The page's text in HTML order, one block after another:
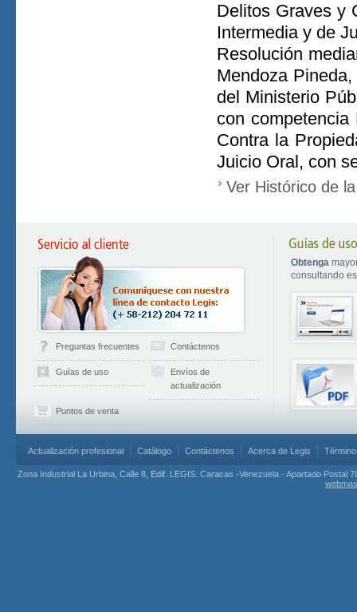
Delitos Graves y
Intermedia y de
Resolución
Mendoza
del Ministerio
con
Contra la
Juicio Oral, con
Ver Histórico de
Preguntas frecuentes Contáctenos
Guías de uso
Envíos de
actualización
Puntos de venta
Obtenga
consultando
Actualización profesional Catálogo Contáctenos Acerca de Legis
Zona Industrial La Urbina, Calle 8, Edif. LEGIS. Caracas -Venezuela - Apartado